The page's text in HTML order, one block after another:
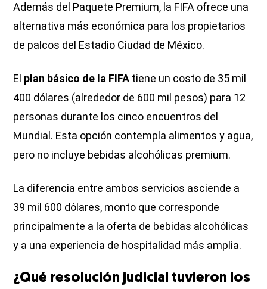
Además del Paquete Premium, la FIFA ofrece una
alternativa más económica para los propietarios
de palcos del Estadio Ciudad de México.
El plan básico de la FIFA tiene un costo de 35 mil
400 dólares (alrededor de 600 mil pesos) para 12
personas durante los cinco encuentros del
Mundial. Esta opción contempla alimentos y agua,
pero no incluye bebidas alcohólicas premium.
La diferencia entre ambos servicios asciende a
39 mil 600 dólares, monto que corresponde
principalmente a la oferta de bebidas alcohólicas
y a una experiencia de hospitalidad más amplia.
¿Qué resolución judicial tuvieron los